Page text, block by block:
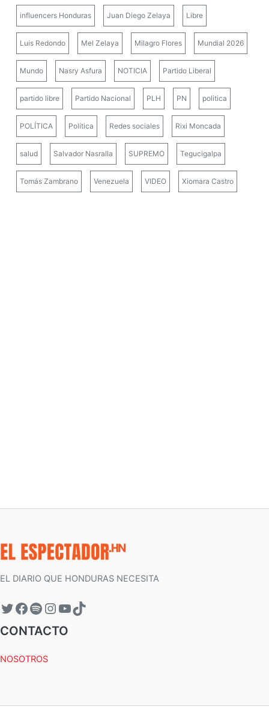
influencers Honduras Juan Diego Zelaya Libre
Luis Redondo Mel Zelaya Milagro Flores Mundial 2026
Mundo Nasry Asfura NOTICIA Partido Liberal
partido libre Partido Nacional PLH PN politica
POLÍTICA Política Redes sociales Rixi Moncada
salud Salvador Nasralla SUPREMO Tegucigalpa
Tomás Zambrano Venezuela VIDEO Xiomara Castro
EL DIARIO QUE HONDURAS NECESITA
CONTACTO
NOSOTROS